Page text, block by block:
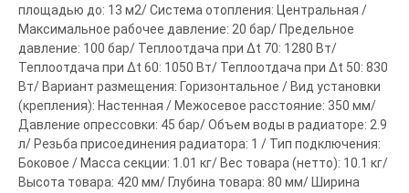
площадью до: 13 м2/ Система отопления: Центральная /
Максимальное рабочее давление: 20 бар/ Предельное
давление: 100 бар/ Теплоотдача при Δt 70: 1280 Вт/
Теплоотдача при Δt 60: 1050 Вт/ Теплоотдача при Δt 50: 830
Вт/ Вариант размещения: Горизонтальное / Вид установки
(крепления): Настенная / Межосевое расстояние: 350 мм/
Давление опрессовки: 45 бар/ Объем воды в радиаторе: 2.9
л/ Резьба присоединения радиатора: 1 / Тип подключения:
Боковое / Масса секции: 1.01 кг/ Вес товара (нетто): 10.1 кг/
Высота товара: 420 мм/ Глубина товара: 80 мм/ Ширина